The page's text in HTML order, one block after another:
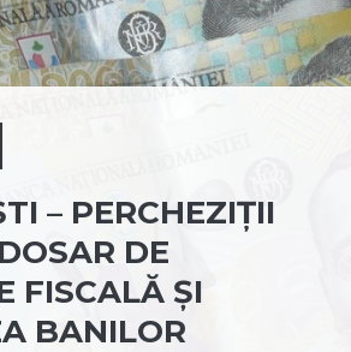
– PERCHEZIȚII
DE
FISCALĂ ŞI
BANILOR